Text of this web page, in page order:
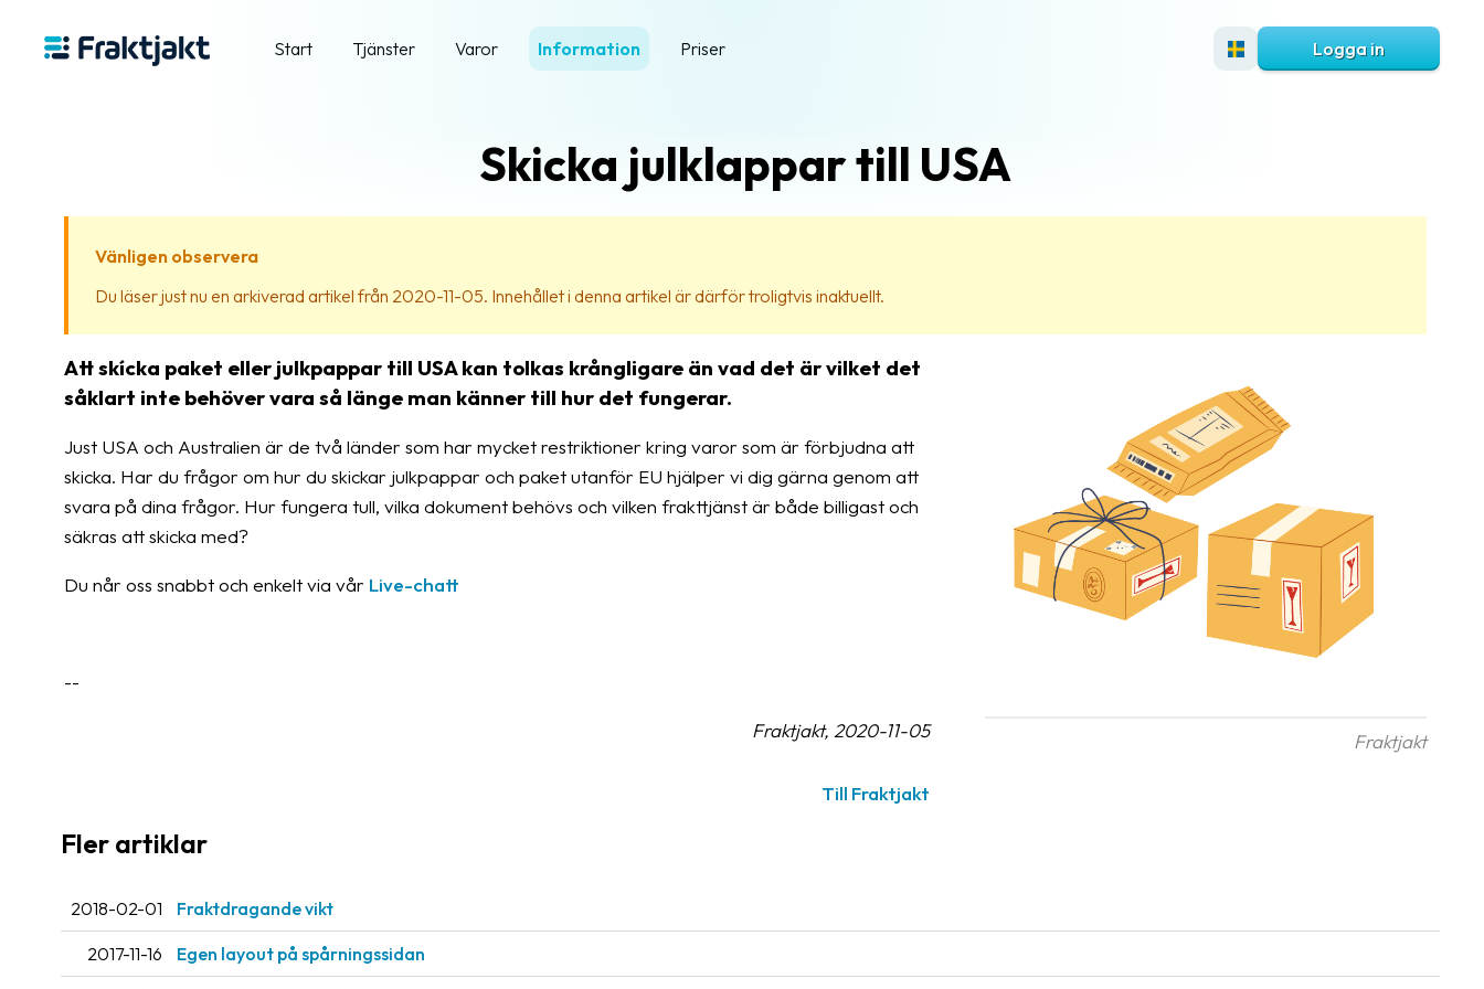
Start Tjänster Varor Information Priser Logga in
Skicka julklappar till USA
Vänligen observera
Du läser just nu en arkiverad artikel från 2020-11-05. Innehållet i denna artikel är därför troligtvis inaktuellt.
Fraktjakt
Att skícka paket eller julkpappar till USA kan tolkas krångligare än vad det är vilket det
såklart inte behöver vara så länge man känner till hur det fungerar.
Just USA och Australien är de två länder som har mycket restriktioner kring varor som är förbjudna att
skicka. Har du frågor om hur du skickar julkpappar och paket utanför EU hjälper vi dig gärna genom att
svara på dina frågor. Hur fungera tull, vilka dokument behövs och vilken frakttjänst är både billigast och
säkras att skicka med?
Du når oss snabbt och enkelt via vår Live-chatt
--
Fraktjakt, 2020-11-05
Till Fraktjakt
Fler artiklar
2018-02-01 Fraktdragande vikt
2017-11-16 Egen layout på spårningssidan